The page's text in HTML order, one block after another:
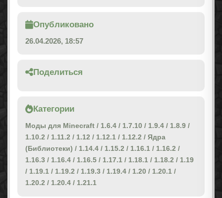
Опубликовано
26.04.2026, 18:57
Поделиться
Категории
Моды для Minecraft / 1.6.4 / 1.7.10 / 1.9.4 / 1.8.9 /
1.10.2 / 1.11.2 / 1.12 / 1.12.1 / 1.12.2 / Ядра
(Библиотеки) / 1.14.4 / 1.15.2 / 1.16.1 / 1.16.2 /
1.16.3 / 1.16.4 / 1.16.5 / 1.17.1 / 1.18.1 / 1.18.2 / 1.19
/ 1.19.1 / 1.19.2 / 1.19.3 / 1.19.4 / 1.20 / 1.20.1 /
1.20.2 / 1.20.4 / 1.21.1